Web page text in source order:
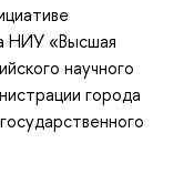
НИУ «Высшая
научного
города